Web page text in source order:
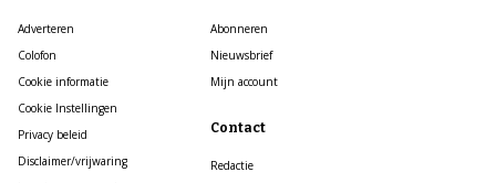
Adverteren
Colofon
Cookie informatie
Cookie Instellingen
Privacy beleid
Disclaimer/vrijwaring
Abonneren
Nieuwsbrief
Mijn account
Contact
Redactie